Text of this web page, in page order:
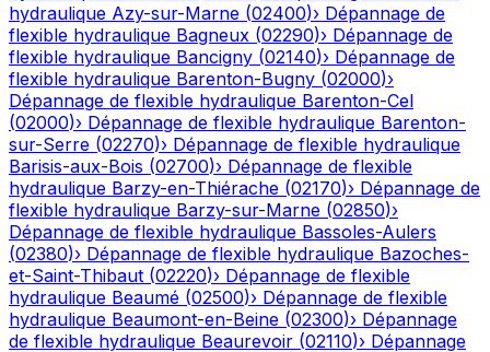
hydraulique Azy-sur-Marne (02400)› Dépannage de
flexible hydraulique Bagneux (02290)› Dépannage de
flexible hydraulique Bancigny (02140)› Dépannage de
flexible hydraulique Barenton-Bugny (02000)›
Dépannage de flexible hydraulique Barenton-Cel
(02000)› Dépannage de flexible hydraulique Barenton-
sur-Serre (02270)› Dépannage de flexible hydraulique
Barisis-aux-Bois (02700)› Dépannage de flexible
hydraulique Barzy-en-Thiérache (02170)› Dépannage de
flexible hydraulique Barzy-sur-Marne (02850)›
Dépannage de flexible hydraulique Bassoles-Aulers
(02380)› Dépannage de flexible hydraulique Bazoches-
et-Saint-Thibaut (02220)› Dépannage de flexible
hydraulique Beaumé (02500)› Dépannage de flexible
hydraulique Beaumont-en-Beine (02300)› Dépannage
de flexible hydraulique Beaurevoir (02110)› Dépannage